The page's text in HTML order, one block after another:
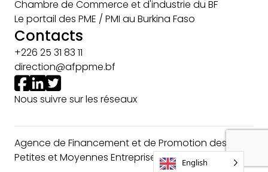
Chambre de Commerce et d'industrie du BF
Le portail des PME / PMI au Burkina Faso
Contacts
+226 25 31 83 11
direction@afppme.bf
Nous suivre sur les réseaux
Agence de Financement et de Promotion des
Petites et Moyennes Entreprises © 2024English